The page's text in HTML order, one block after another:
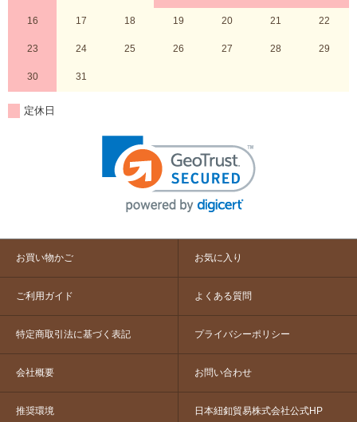
16 17 18 19 20 21 22
23 24 25 26 27 28 29
30 31
定休日
お買い物かご お気に入り
ご利用ガイド よくある質問
特定商取引法に基づく表記 プライバシーポリシー
会社概要 お問い合わせ
推奨環境 日本紐釦貿易株式会社公式HP